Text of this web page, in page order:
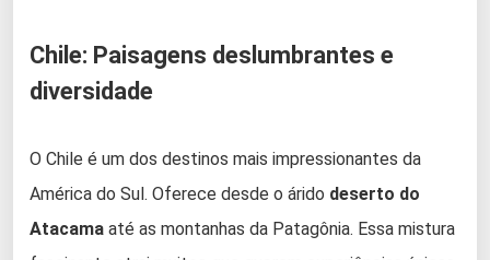
Chile: Paisagens deslumbrantes e
diversidade
O Chile é um dos destinos mais impressionantes da
América do Sul. Oferece desde o árido deserto do
Atacama até as montanhas da Patagônia. Essa mistura